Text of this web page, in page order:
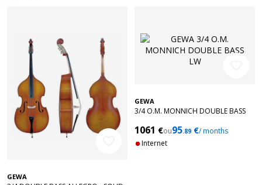
GEWA
GEWA
3/4 O.M. MONNICH DOUBLE BASS
1061 €ou95.89 €/ months
Internet